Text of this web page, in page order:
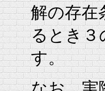
解の存在
るとき３
す。